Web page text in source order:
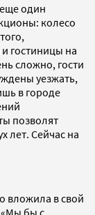
один
колесо
гостиницы на
сложно, гости
уезжать,
в городе
позволят
лет. Сейчас на
вложила в свой
«Мы бы с